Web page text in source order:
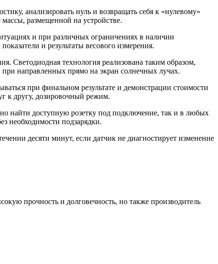
анализировать нуль и возвращать себя к «нулевому»
размещенной на устройстве.
и при различных ограничениях в наличии
и результаты весового измерения.
Светодиодная технология реализована таким образом,
направленных прямо на экран солнечных лучах.
при финальном результате и демонстрации стоимости
к другу, дозировочный режим.
найти доступную розетку под подключение, так и в любых
необходимости подзарядки.
десяти минут, если датчик не диагностирует изменение
прочность и долговечность, но также производитель